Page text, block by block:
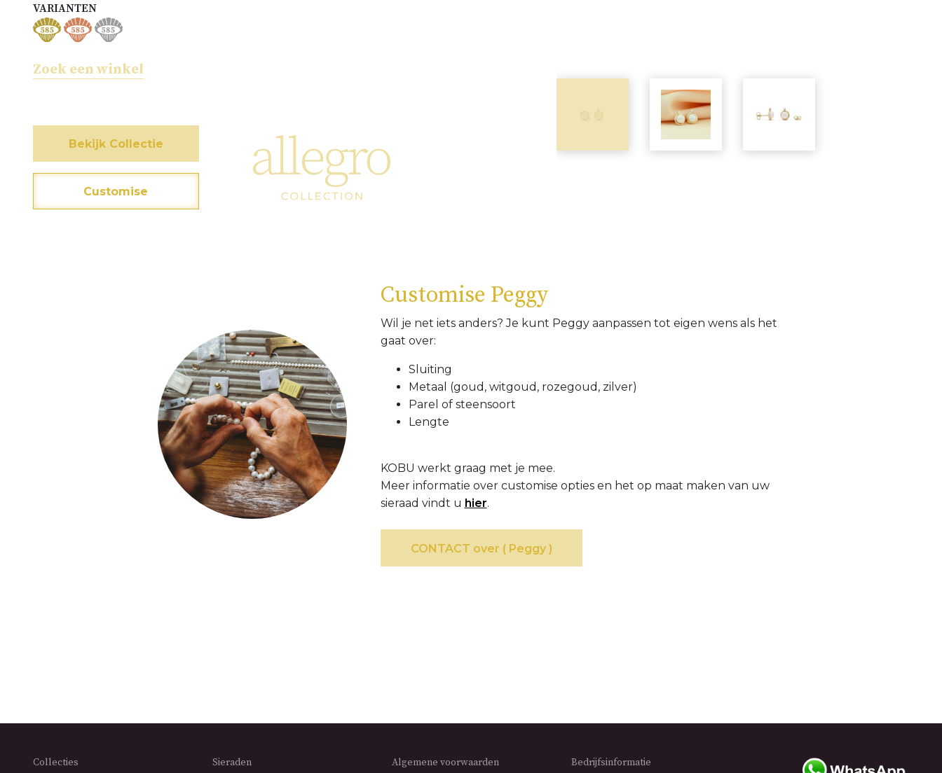
VARIANTEN
Zoek een winkel
Bekijk Collectie
Customise
Customise Peggy
Wil je net iets anders? Je kunt Peggy aanpassen tot eigen wens als het
gaat over:
Sluiting
Metaal (goud, witgoud, rozegoud, zilver)
Parel of steensoort
Lengte
KOBU werkt graag met je mee.
Meer informatie over customise opties en het op maat maken van uw
sieraad vindt u hier.
CONTACT over ( Peggy )
Collecties Sieraden Algemene voorwaarden Bedrijfsinformatie